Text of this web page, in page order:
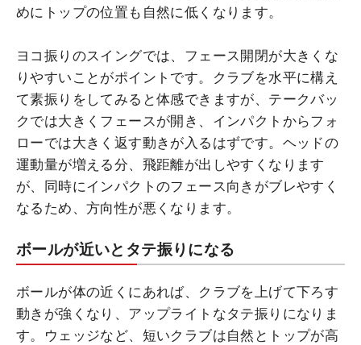
めにトップの位置も自然に低くなります。
ヨコ振りのスイングでは、フェース開閉が大きくな
りやすいことがポイントです。クラブを水平に構え
て素振りをしてみると体感できますが、テークバッ
クでは大きくフェースが開き、インパクトからフォ
ローでは大きく返す動きが入るはずです。ヘッドの
運動量が増える分、飛距離が出しやすくなります
が、同時にインパクトのフェース向きがブレやすく
なるため、方向性が悪くなります。
ボールが近いとタテ振りになる
ボールが体の近くにあれば、クラブを上げて下ろす
動きが強くなり、アップライトなタテ振りになりま
す。ウェッジなど、短いクラブは自然とトップが高